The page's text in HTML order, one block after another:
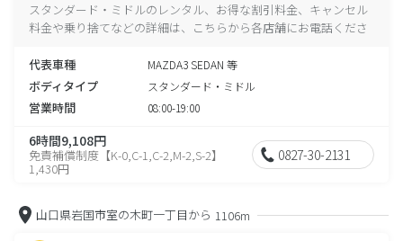
スタンダード・ミドルのレンタル、お得な割引料金、キャンセル
料金や乗り捨てなどの詳細は、こちらから各店舗にお電話くださ
代表車種
MAZDA3 SEDAN 等
ボディタイプ スタンダード・ミドル
営業時間 08:00-19:00
6時間9,108円
免責補償制度【K-0,C-1,C-2,M-2,S-2】
1,430円
0827-30-2131
山口県岩国市室の木町一丁目から 1106m